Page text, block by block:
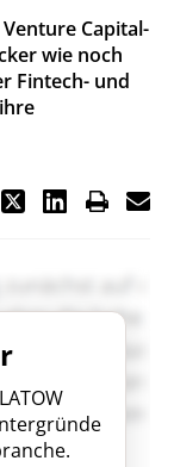
Capital-
wie noch
Fintech- und